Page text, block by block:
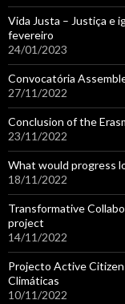
Vida Justa – Justiça e
fevereiro
24/01/2023
Convocatória
27/11/2022
Conclusion of the
23/11/2022
What would progress
18/11/2022
Transformative
project
14/11/2022
Projecto Active
Climáticas
10/11/2022